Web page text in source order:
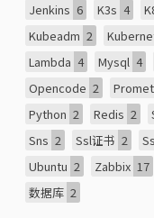
Jenkins 6 K3s 4
Kubeadm 2
Lambda 4 Mysql 4
Opencode 2
Python 2 Redis 2
Sns 2 Ssl证书 2
Ubuntu 2 Zabbix 17
数据库 2